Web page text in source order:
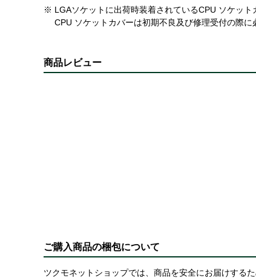
※ LGAソケットに出荷時装着されているCPU ソケッ
CPU ソケットカバーは初期不良及び修理受付の際に
商品レビュー
ご購入商品の梱包について
ツクモネットショップでは、商品を安全にお届けする